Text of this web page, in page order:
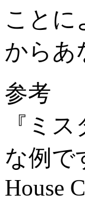
ことに
からあ
参考
『ミ
な例で
House